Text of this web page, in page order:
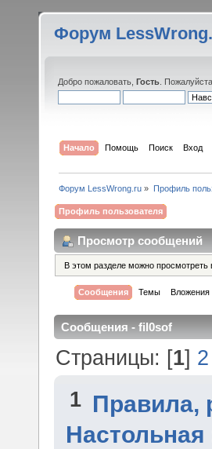
Форум
Добро пожаловать, Гость . Пожалуйста,
Начало Помощь Поиск Вход
Форум LessWrong.ru » Профиль
Профиль пользователя
Просмотр сообщений
В этом разделе можно
Сообщения Темы Вложения
Сообщения - fil0sof
Страницы: [1] 2
1 Правила,